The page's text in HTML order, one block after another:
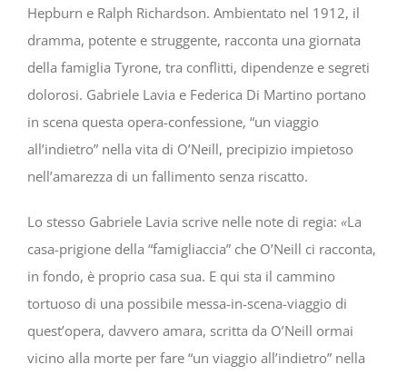
Hepburn e Ralph Richardson. Ambientato nel 1912, il
dramma, potente e struggente, racconta una giornata
della famiglia Tyrone, tra conflitti, dipendenze e segreti
dolorosi. Gabriele Lavia e Federica Di Martino portano
in scena questa opera-confessione, “un viaggio
all’indietro” nella vita di O’Neill, precipizio impietoso
nell’amarezza di un fallimento senza riscatto.
Lo stesso Gabriele Lavia scrive nelle note di regia: «La
casa-prigione della “famigliaccia” che O’Neill ci racconta,
in fondo, è proprio casa sua. E qui sta il cammino
tortuoso di una possibile messa-in-scena-viaggio di
quest’opera, davvero amara, scritta da O’Neill ormai
vicino alla morte per fare “un viaggio all’indietro” nella